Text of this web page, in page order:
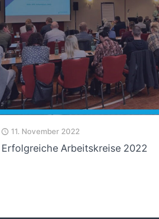
11. November 2022
Erfolgreiche Arbeitskreise 2022